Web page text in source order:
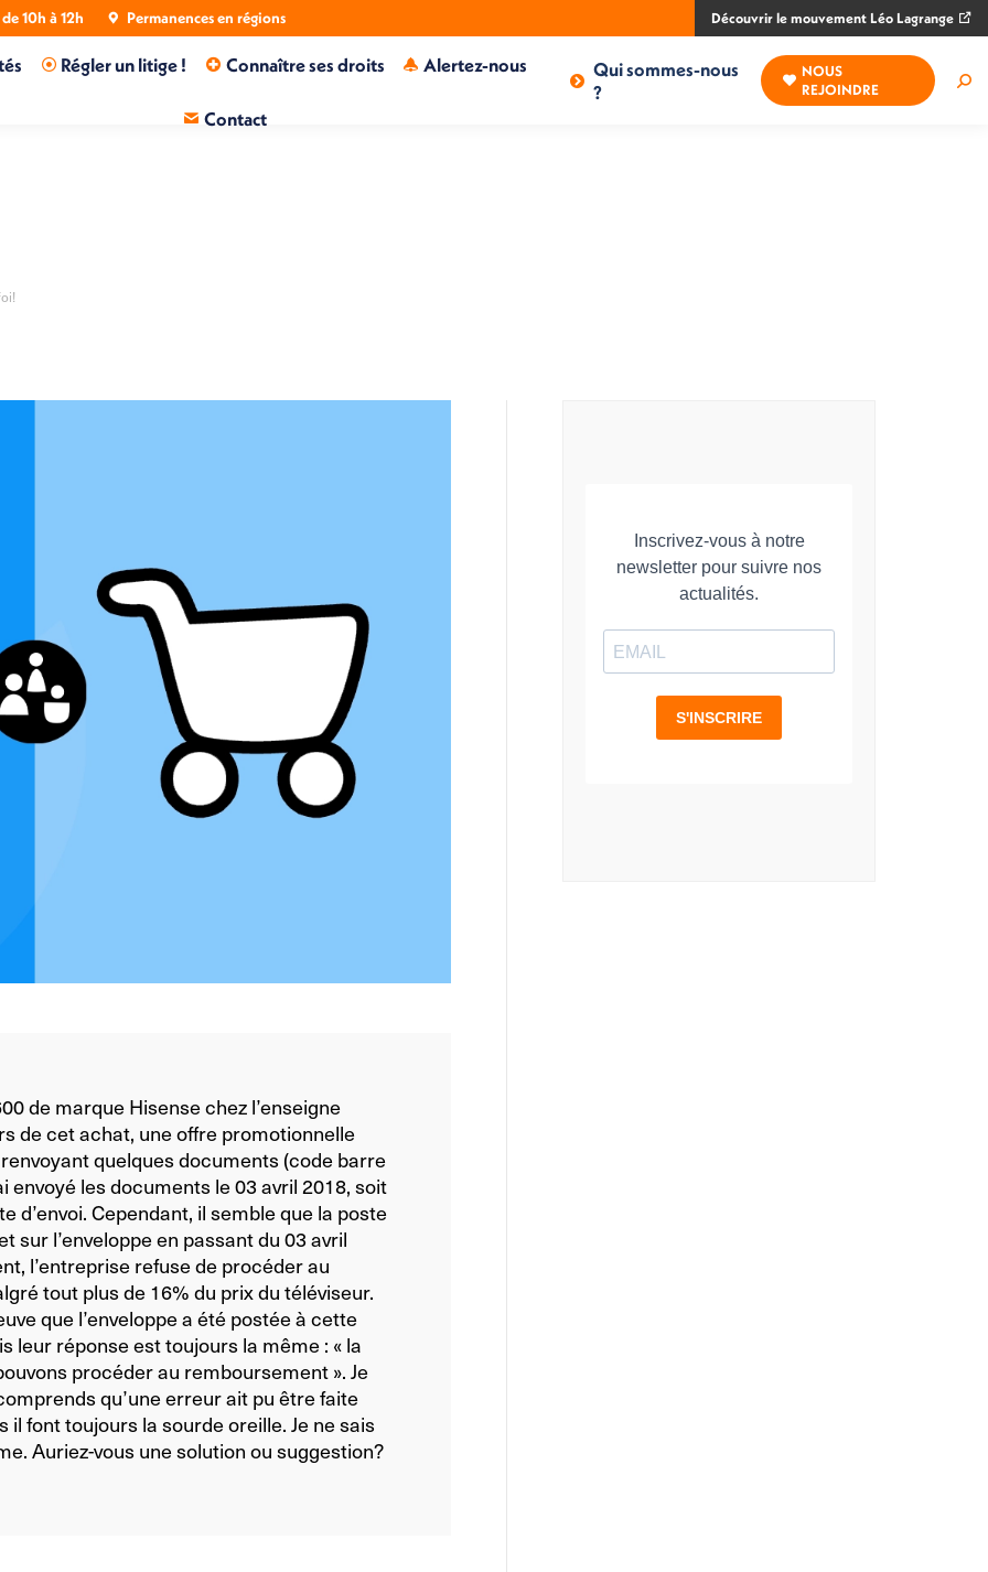
10h à 12h Permanences en régions Découvrir le mouvement Léo Lagrange
Régler un litige ! Connaître ses droits Alertez-nous
Contact
Qui sommes-nous
?
NOUS
REJOINDRE
de marque Hisense chez l’enseigne
de cet achat, une offre promotionnelle
quelques documents (code barre
envoyé les documents le 03 avril 2018, soit
d’envoi. Cependant, il semble que la poste
l’enveloppe en passant du 03 avril
l’entreprise refuse de procéder au
tout plus de 16% du prix du téléviseur.
que l’enveloppe a été postée à cette
leur réponse est toujours la même : « la
procéder au remboursement ». Je
qu’une erreur ait pu être faite
font toujours la sourde oreille. Je ne sais
Auriez-vous une solution ou suggestion?